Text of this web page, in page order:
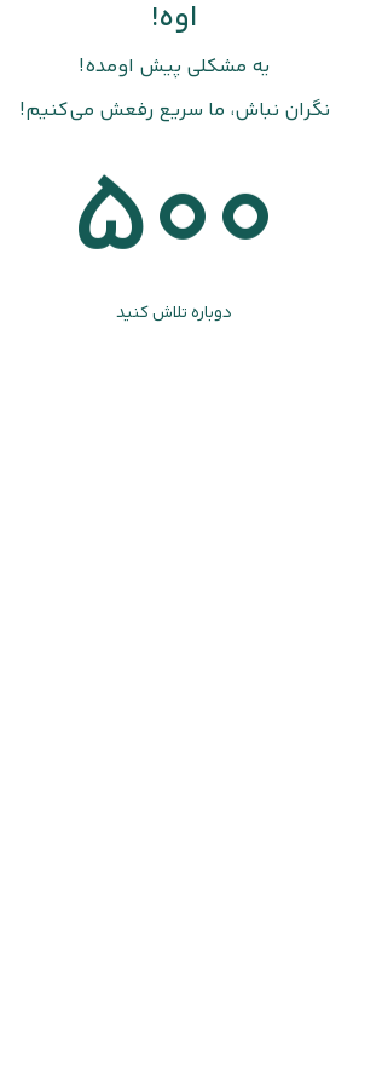
اوه!
یه مشکلی پیش اومده!
نگران نباش، ما سریع رفعش می‌کنیم!
500
دوباره تلاش کنید